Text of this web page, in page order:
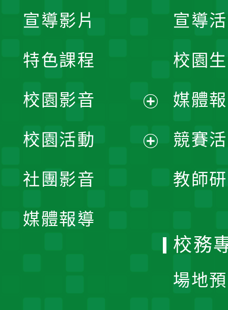
宣導
校園
媒體
競賽
教師
宣導影片
特色課程
校園影音
開
校園活動
社團影音
媒體報導
校務
場地